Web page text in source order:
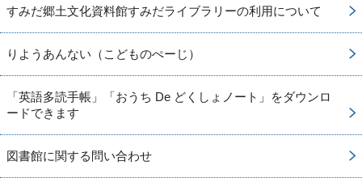
すみだ郷土文化資料館すみだライブラリーの利用について
りようあんない（こどものぺーじ）
「英語多読手帳」「おうち De どくしょノート」をダウンロ
ードできます
図書館に関する問い合わせ